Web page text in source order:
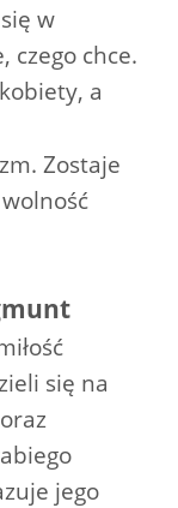
w
czego chce.
a
Zostaje
się na
jego